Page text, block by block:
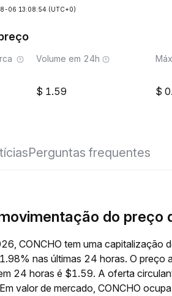
06 13:08:54 (UTC+0)
Volume em 24h
1.59
Perguntas frequentes
do preço
CONCHO tem uma
nas últimas 24 horas. O preço
24 horas é $1.59. A oferta
valor de mercado, CONCHO